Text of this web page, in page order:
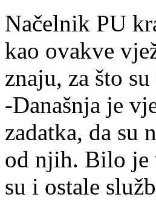
Načelnik PU
kao ovakve
znaju, za što
-Današnja je
zadatka, da su
od njih. Bilo je
su i ostale